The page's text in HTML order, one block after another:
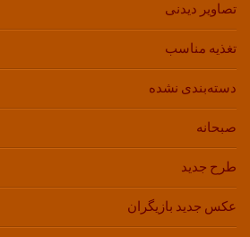
تصاویر دیدنی
تغذیه مناسب
دسته‌بندی نشده
صبحانه
طرح جدید
عکس جدید بازیگران